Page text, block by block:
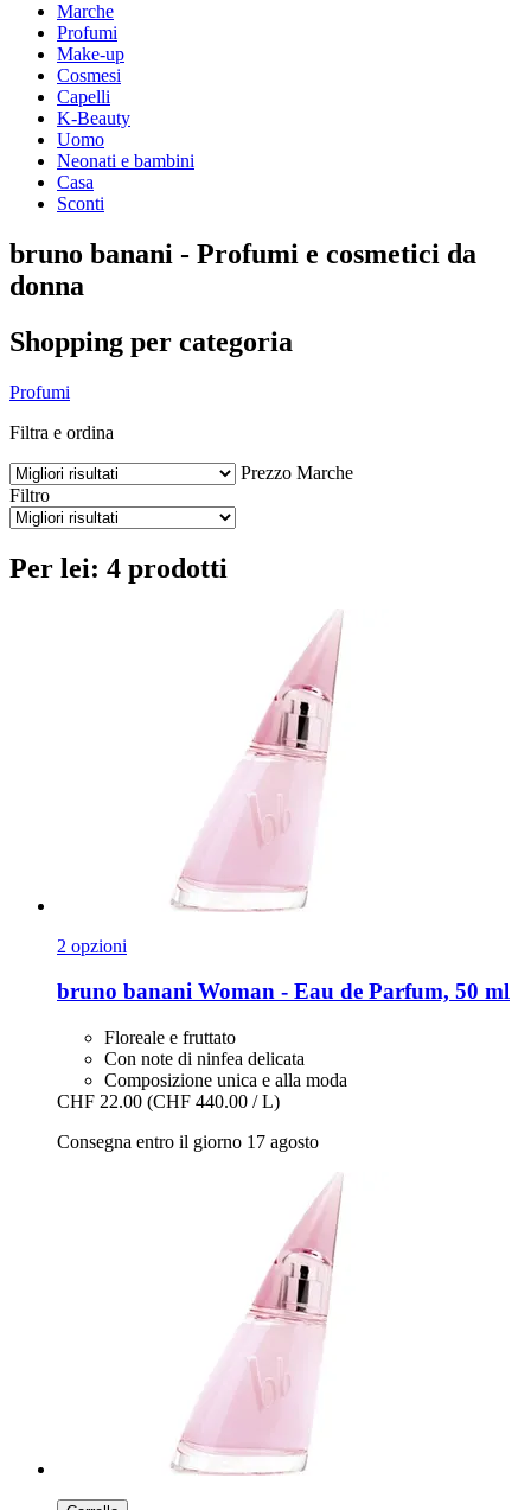
Marche
Profumi
Make-up
Cosmesi
Capelli
K-Beauty
Uomo
Neonati e bambini
Casa
Sconti
bruno banani - Profumi e cosmetici da
donna
Shopping per categoria
Profumi
Filtra e ordina
Prezzo Marche
Filtro
Per lei: 4 prodotti
2 opzioni
bruno banani Woman -​ Eau de Parfum, 50 ml
Floreale e fruttato
Con note di ninfea delicata
Composizione unica e alla moda
CHF 22.00 (CHF 440.00 / L)
Consegna entro il giorno 17 agosto